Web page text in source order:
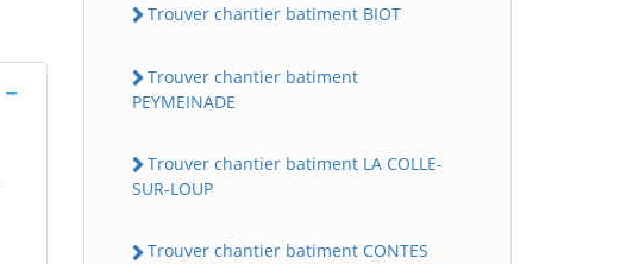
Trouver chantier batiment BIOT
Trouver chantier batiment
PEYMEINADE
Trouver chantier batiment LA COLLE-
SUR-LOUP
Trouver chantier batiment CONTES